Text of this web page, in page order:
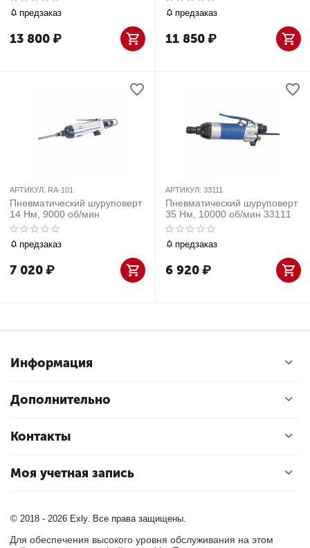
предзаказ
13 800₽
предзаказ
11 850₽
АРТИКУЛ: RA-101
Пневматический шуруповерт
14 Нм, 9000 об/мин
предзаказ
7 020₽
АРТИКУЛ: 33111
Пневматический шуруповерт
35 Нм, 10000 об/мин 33111
предзаказ
6 920₽
Информация
Дополнительно
Контакты
Моя учетная запись
© 2018 - 2026 Exly. Все права защищены.
Для обеспечения высокого уровня обслуживания на этом